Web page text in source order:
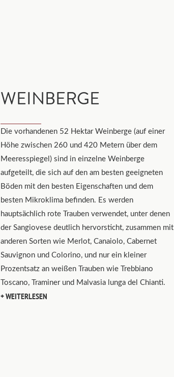
WEINBERGE
Die vorhandenen 52 Hektar Weinberge (auf einer
Höhe zwischen 260 und 420 Metern über dem
Meeresspiegel) sind in einzelne Weinberge
aufgeteilt, die sich auf den am besten geeigneten
Böden mit den besten Eigenschaften und dem
besten Mikroklima befinden. Es werden
hauptsächlich rote Trauben verwendet, unter denen
der Sangiovese deutlich hervorsticht, zusammen mit
anderen Sorten wie Merlot, Canaiolo, Cabernet
Sauvignon und Colorino, und nur ein kleiner
Prozentsatz an weißen Trauben wie Trebbiano
Toscano, Traminer und Malvasia lunga del Chianti.
WEITERLESEN